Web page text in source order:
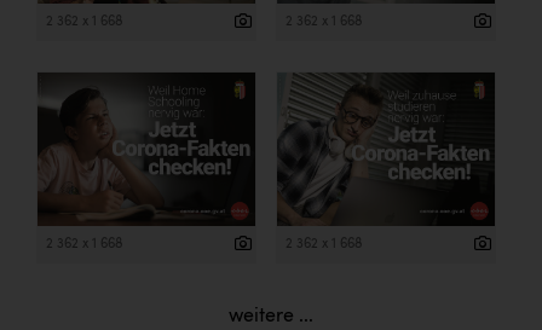
2 362 x 1 668 2 362 x 1 668
2 362 x 1 668 2 362 x 1 668
weitere ...